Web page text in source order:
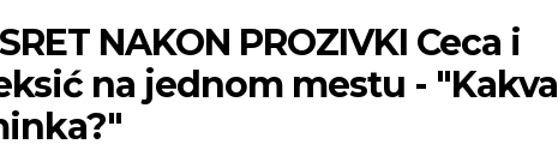
NAKON PROZIVKI Ceca i
na jednom mestu - "Kakva